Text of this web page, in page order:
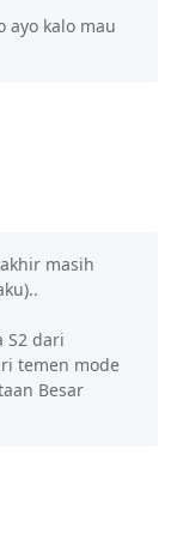
ayo kalo mau
masih
S2 dari
temen mode
Besar